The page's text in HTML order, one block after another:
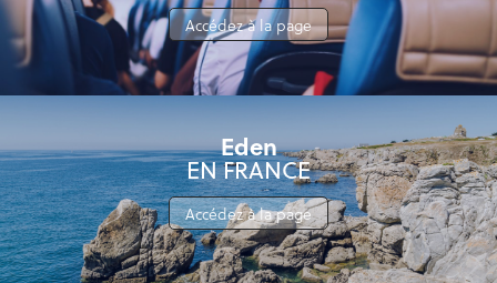
Accédez à la page
Eden
EN FRANCE
Accédez à la page